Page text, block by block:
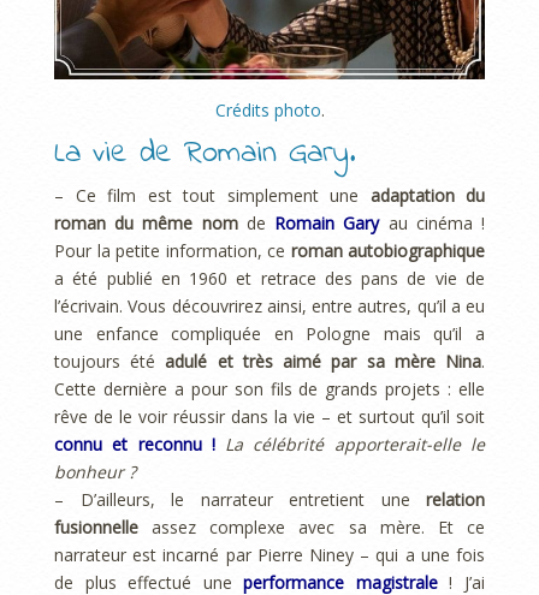
Crédits photo.
La vie de Romain Gary.
– Ce film est tout simplement une adaptation du
roman du même nomde Romain Gary au cinéma !
Pour la petite information, ce roman autobiographique
a été publié en 1960 et retrace des pans de vie de
l’écrivain. Vous découvrirez ainsi, entre autres, qu’il a eu
une enfance compliquée en Pologne mais qu’il a
toujours étéadulé et très aimé par sa mère Nina.
Cette dernière a pour son fils de grands projets : elle
rêve de le voir réussir dans la vie – et surtout qu’il soit
connu et reconnu ! La célébrité apporterait-elle le
bonheur ?
– D’ailleurs, le narrateur entretient une relation
fusionnelle assez complexe avec sa mère. Et ce
narrateur est incarné par Pierre Niney – qui a une fois
de plus effectué uneperformance magistrale! J’ai